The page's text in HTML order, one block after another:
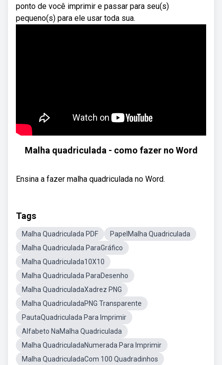
ponto de você imprimir e passar para seu(s)
pequeno(s) para ele usar toda sua.
Malha quadriculada - como fazer no Word
Ensina a fazer malha quadriculada no Word.
Tags
Malha Quadriculada PDF
PapelMalha Quadriculada
Malha Quadriculada ParaGráfico
Malha Quadriculada10X10
Malha Quadriculada ParaDesenho
Malha QuadriculadaXadrez PNG
Malha QuadriculadaPNG Transparente
PautaQuadriculada Para Imprimir
Alfabeto NaMalha Quadriculada
Malha QuadriculadaNumerada Para Imprimir
Malha QuadriculadaCom 100 Quadradinhos